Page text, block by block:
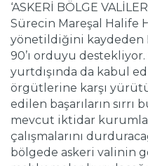
‘ASKERİ BÖLGE
Sürecin Mareşal Halife
yönetildiğini kaydeden
90’ı orduyu
yurtdışında da kabul
örgütlerine karşı
edilen başarıların sırrı
mevcut iktidar
çalışmalarını
bölgede askeri valinin